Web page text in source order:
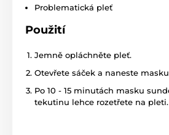
Problematická pleť
Použití
Jemně opláchněte pleť.
Otevřete sáček a naneste
Po 10 - 15 minutách masku
tekutinu lehce rozetřete na pleti.